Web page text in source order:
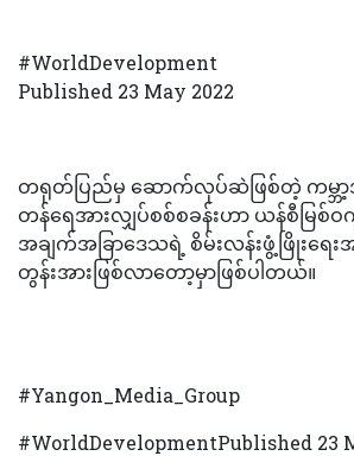
#WorldDevelopment
Published 23 May 2022
တရုတ်ပြည်မှ ဆောက်လုပ်ဆဲဖြစ်တဲ့ ကမ္ဘ
တန်ရေအားလျှပ်စစ်စခန်းဟာ ယန်စီမြစ်ဝကျွ
အချက်အခြာဒေသရဲ့ စိမ်းလန်းဖွံ့ဖြိုးရ
တွန်းအားဖြစ်လာတော့မှာဖြစ်ပါတယ်။
#Yangon_Media_Group
#WorldDevelopmentPublished